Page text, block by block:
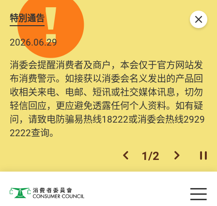
特別通告
2026.06.29
消委会提醒消费者及商户，本会仅于官方网站发
布消费警示。如接获以消委会名义发出的产品回
收相关来电、电邮、短讯或社交媒体讯息，切勿
轻信回应，更应避免透露任何个人资料。如有疑
问，请致电防骗易热线18222或消委会热线2929
2222查询。
上一个
1/2 下一个开
关闭
消费者委员会 目